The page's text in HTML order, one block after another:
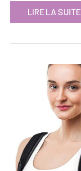
LIRE LA SUITE